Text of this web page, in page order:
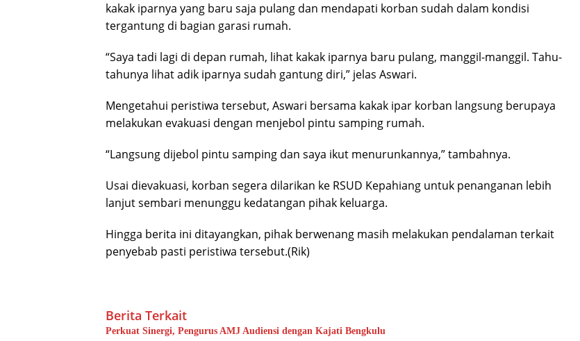
kakak iparnya yang baru saja pulang dan mendapati korban sudah dalam kondisi
tergantung di bagian garasi rumah.
“Saya tadi lagi di depan rumah, lihat kakak iparnya baru pulang, manggil-manggil. Tahu-
tahunya lihat adik iparnya sudah gantung diri,” jelas Aswari.
Mengetahui peristiwa tersebut, Aswari bersama kakak ipar korban langsung berupaya
melakukan evakuasi dengan menjebol pintu samping rumah.
“Langsung dijebol pintu samping dan saya ikut menurunkannya,” tambahnya.
Usai dievakuasi, korban segera dilarikan ke RSUD Kepahiang untuk penanganan lebih
lanjut sembari menunggu kedatangan pihak keluarga.
Hingga berita ini ditayangkan, pihak berwenang masih melakukan pendalaman terkait
penyebab pasti peristiwa tersebut.(Rik)
Berita Terkait
Perkuat Sinergi, Pengurus AMJ Audiensi dengan Kajati Bengkulu